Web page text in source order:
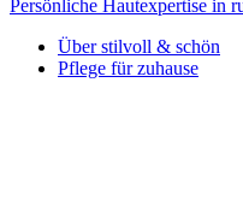
Persönliche Hautexpertise in
Über stilvoll & schön
Pflege für zuhause